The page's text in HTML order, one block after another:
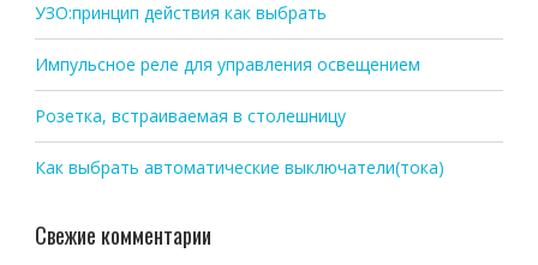
УЗО:принцип действия как выбрать
Импульсное реле для управления освещением
Розетка, встраиваемая в столешницу
Как выбрать автоматические выключатели(тока)
Свежие комментарии